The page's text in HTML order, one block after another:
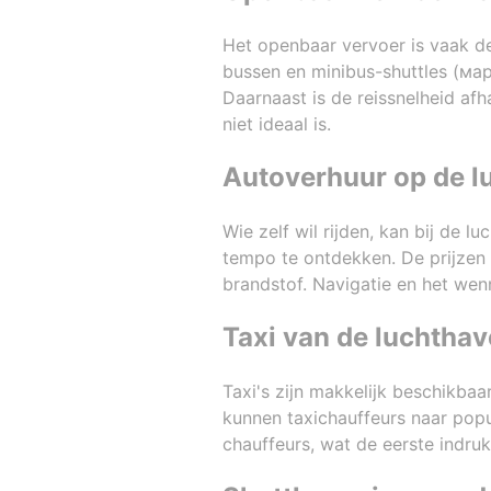
Het openbaar vervoer is vaak
bussen en minibus-shuttles
Daarnaast is de reissnelheid
niet ideaal is.
Autoverhuur op de
Wie zelf wil rijden, kan bij de
tempo te ontdekken. De
brandstof. Navigatie en het
Taxi van de
Taxi's zijn makkelijk
kunnen taxichauffeurs naar
chauffeurs, wat de eerste